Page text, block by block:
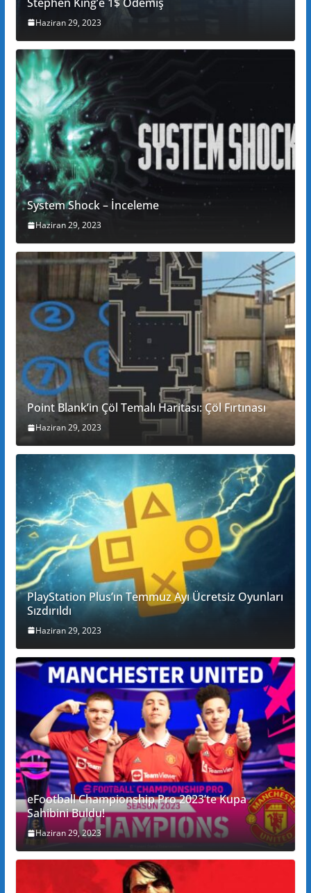
Haziran 29, 2023
System Shock – İnceleme
Haziran 29, 2023
Point Blank’in Çöl Temalı Haritası: Çöl Fırtınası
Haziran 29, 2023
PlayStation Plus’ın Temmuz Ayı Ücretsiz Oyunları
Sızdırıldı
Haziran 29, 2023
eFootball Championship Pro 2023’te Kupa
Sahibini Buldu!
Haziran 29, 2023